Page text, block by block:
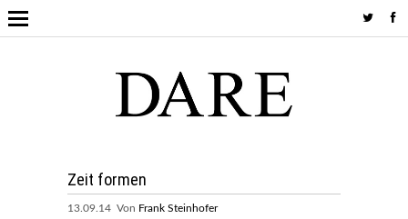
Zeit formen
13.09.14 Von Frank Steinhofer